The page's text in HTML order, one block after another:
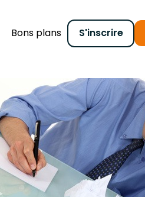
Bons plans S'inscrire